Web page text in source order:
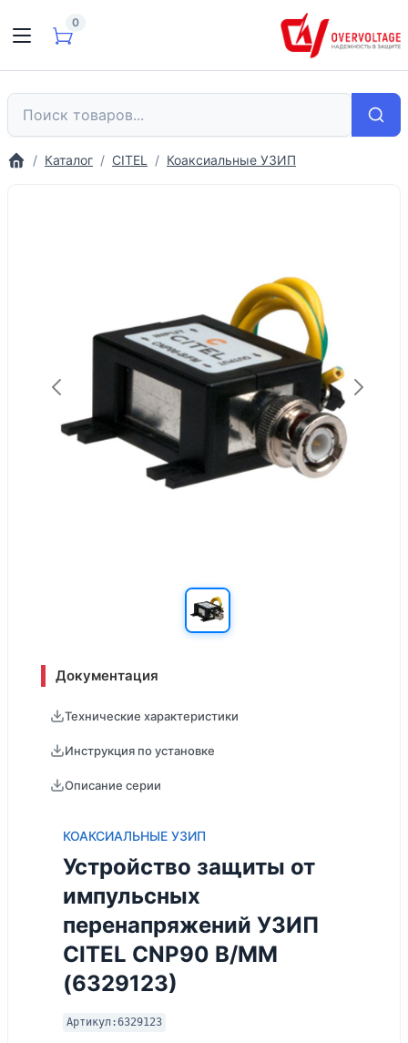
0
Каталог CITEL Коаксиальные УЗИП
Документация
Технические характеристики
Инструкция по установке
Описание серии
КОАКСИАЛЬНЫЕ УЗИП
Устройство защиты от
импульсных
перенапряжений УЗИП
CITEL CNP90 B/MM
(6329123)
Артикул:6329123